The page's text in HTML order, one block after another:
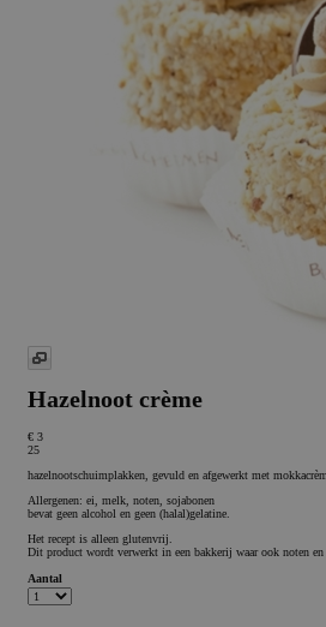
Hazelnoot crème
€ 3
25
hazelnootschuimplakken, gevuld en afgewerkt met
Allergenen: ei, melk, noten, sojabonen
bevat geen alcohol en geen (halal)gelatine.
Het recept is alleen glutenvrij.
Dit product wordt verwerkt in een bakkerij waar ook noten en
Aantal